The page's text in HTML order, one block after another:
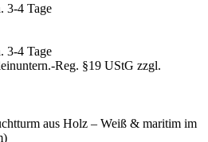
3-4 Tage
3-4 Tage
Reg. §19 UStG zzgl.